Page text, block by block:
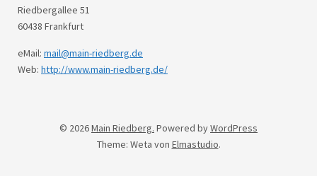
Riedbergallee 51
60438 Frankfurt
eMail: mail@main-riedberg.de
Web: http://www.main-riedberg.de/
© 2026Main Riedberg. Powered byWordPress
Theme: Weta von Elmastudio.